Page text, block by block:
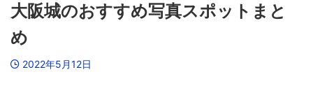
大阪城のおすすめ写真スポットまと
め
2022年5月12日